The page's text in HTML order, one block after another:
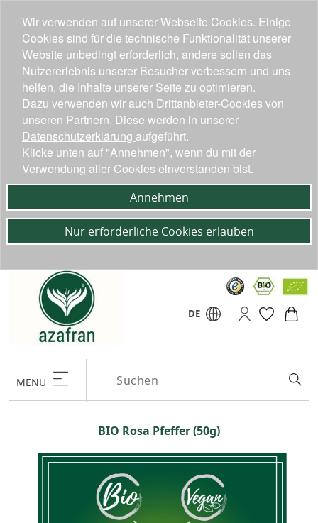
DE
MENU
BIO Rosa Pfeffer (50g)
Wir verwenden auf unserer Webseite Cookies. Einige
Cookies sind für die technische Funktionalität unserer
Website unbedingt erforderlich, andere sollen das
Nutzererlebnis unserer Besucher verbessern und uns
helfen, die Inhalte unserer Seite zu optimieren.
Dazu verwenden wir auch Drittanbieter-Cookies von
unseren Partnern. Diese werden in unserer
Datenschutzerklärung aufgeführt.
Klicke unten auf "Annehmen", wenn du mit der
Verwendung aller Cookies einverstanden bist.
Annehmen
Nur erforderliche Cookies erlauben